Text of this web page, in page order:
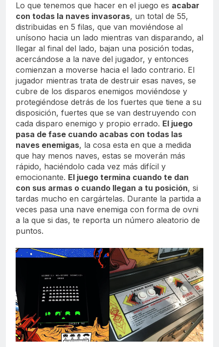
Lo que tenemos que hacer en el juego es acabar
con todas la naves invasoras, un total de 55,
distribuidas en 5 filas, que van moviéndose al
unísono hacia un lado mientras van disparando, al
llegar al final del lado, bajan una posición todas,
acercándose a la nave del jugador, y entonces
comienzan a moverse hacia el lado contrario. El
jugador mientras trata de destruir esas naves, se
cubre de los disparos enemigos moviéndose y
protegiéndose detrás de los fuertes que tiene a su
disposición, fuertes que se van destruyendo con
cada disparo enemigo y propio errado. El juego
pasa de fase cuando acabas con todas las
naves enemigas, la cosa esta en que a medida
que hay menos naves, estas se moverán más
rápido, haciéndolo cada vez más difícil y
emocionante. El juego termina cuando te dan
con sus armas o cuando llegan a tu posición, si
tardas mucho en cargártelas. Durante la partida a
veces pasa una nave enemiga con forma de ovni
a la que si das, te reporta un número aleatorio de
puntos.